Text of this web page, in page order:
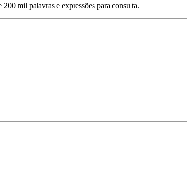
mil palavras e expressões para consulta.